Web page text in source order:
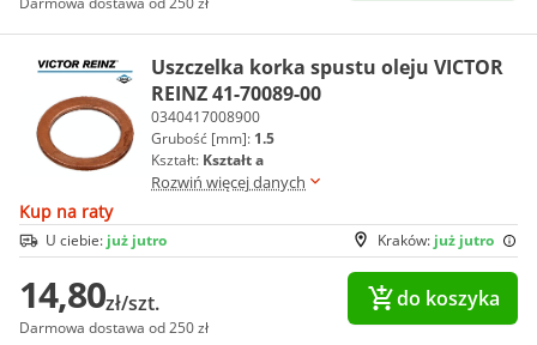
Uszczelka korka spustu oleju VICTOR
REINZ 41-70089-00
0340417008900
Grubość [mm]: 1.5
Kształt: Kształt a
Rozwiń więcej danych
Kup na raty
Kraków: już jutro
U ciebie: już jutro
14,80zł/szt.
Darmowa dostawa od 250 zł
do koszyka